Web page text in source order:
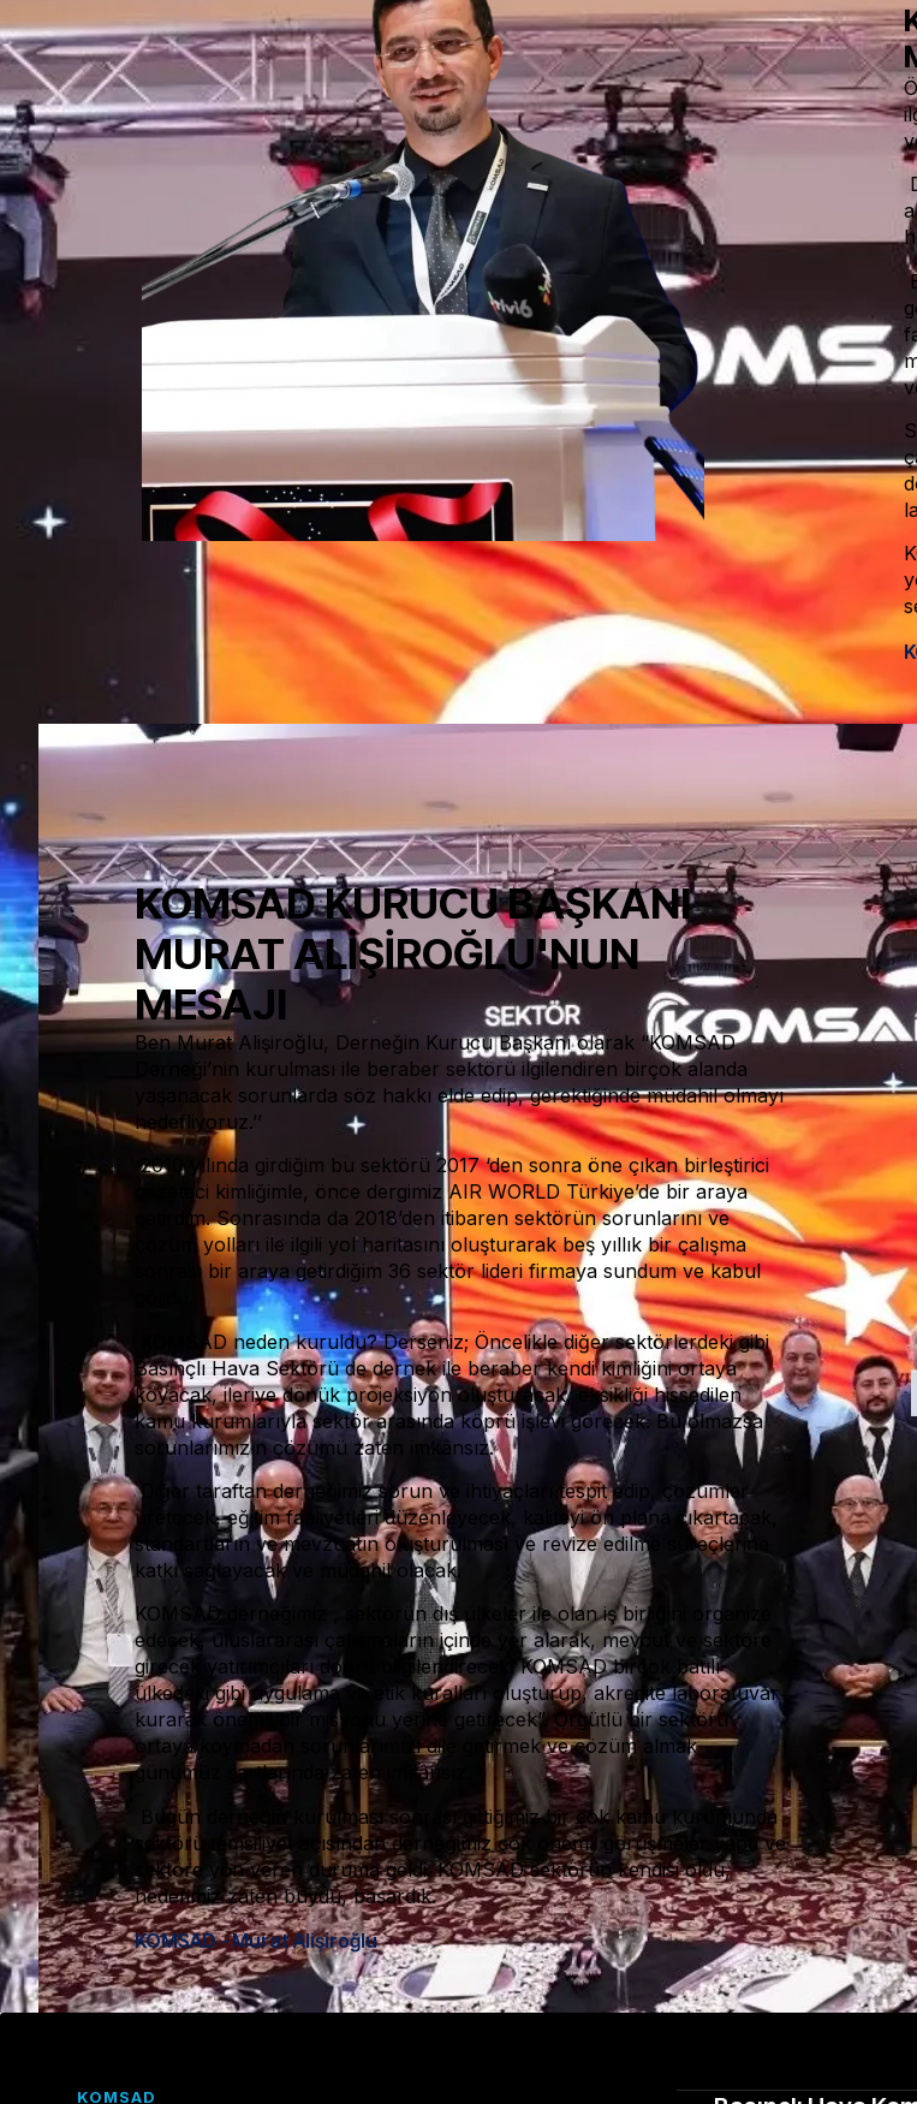
KOMSAD KURUCU BAŞKANI
MURAT ALİŞİROĞLU'NUN
MESAJI
Ben Murat Alişiroğlu, Derneğin Kurucu Başkanı olarak “KOMSAD
Derneği’nin kurulması ile beraber sektörü ilgilendiren birçok alanda
yaşanacak sorunlarda söz hakkı elde edip, gerektiğinde müdahil olmayı
hedefliyoruz.’’
2010 yılında girdiğim bu sektörü 2017 ‘den sonra öne çıkan birleştirici
gazeteci kimliğimle, önce dergimiz AIR WORLD Türkiye’de bir araya
getirdim. Sonrasında da 2018’den itibaren sektörün sorunlarını ve
çözüm yolları ile ilgili yol haritasını oluşturarak beş yıllık bir çalışma
sonrası bir araya getirdiğim 36 sektör lideri firmaya sundum ve kabul
KOMSAD neden kuruldu? Derseniz; Öncelikle diğer sektörlerdeki gibi
Basınçlı Hava Sektörü de dernek ile beraber kendi kimliğini ortaya
koyacak, ileriye dönük projeksiyon oluşturacak, eksikliği hissedilen
kamu kurumlarıyla sektör arasında köprü işlevi görecek. Bu olmazsa
sorunlarımızın çözümü zaten imkânsız.
Diğer taraftan derneğimiz sorun ve ihtiyaçları tespit edip, çözümler
üretecek, eğitim faaliyetleri düzenleyecek, kaliteyi ön plana çıkartacak,
standartların ve mevzuatın oluşturulması ve revize edilme süreçlerine
katkı sağlayacak ve müdahil olacak.
KOMSAD derneğimiz , sektörün dış ülkeler ile olan iş birliğini organize
edecek, uluslararası çalışmaların içinde yer alarak, mevcut ve sektöre
girecek yatırımcıları doğru bilgilendirecek. KOMSAD birçok batılı
ülkedeki gibi uygulama ve etik kuralları oluşturup, akredite laboratuvar
kurarak önemli bir misyonu yerine getirecek”. Örgütlü bir sektörü
ortaya koymadan sorunlarımızı dile getirmek ve çözüm almak
günümüz şartlarında zaten imkânsız.
Bugün derneğin kurulması sonrası gittiğimiz bir çok kamu kurumunda
sektörü temsiliyet açısından derneğimiz çok önemli görüşmeler yaptı ve
sektöre yön veren duruma geldi. KOMSAD sektörün kendisi oldu,
hedefimiz zaten buydu, başardık.
KOMSAD - Murat Alişiroğlu
KOMSAD